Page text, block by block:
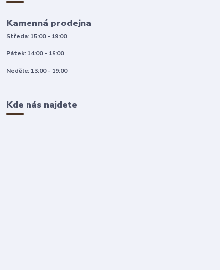
Kamenná prodejna
Středa: 15:00 - 19:00
Pátek: 14:00 - 19:00
Neděle: 13:00 - 19:00
Kde nás najdete